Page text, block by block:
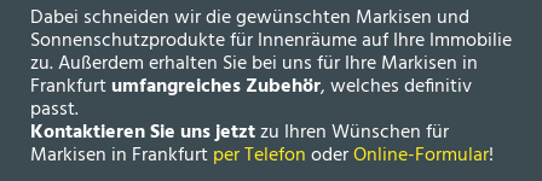
Dabei schneiden wir die gewünschten Markisen und
Sonnenschutzprodukte für Innenräume auf Ihre Immobilie
zu. Außerdem erhalten Sie bei uns für Ihre Markisen in
Frankfurtumfangreiches Zubehör, welches definitiv
passt.
Kontaktieren Sie uns jetztzu Ihren Wünschen für
Markisen in Frankfurtper TelefonoderOnline-Formular!